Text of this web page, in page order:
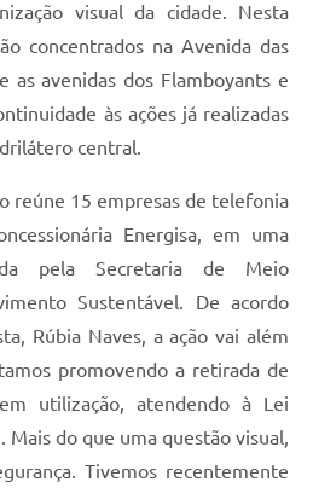
visual da cidade. Nesta
concentrados na Avenida das
as avenidas dos Flamboyants e
às ações já realizadas
central.
reúne 15 empresas de telefonia
Energisa, em uma
pela Secretaria de Meio
Sustentável. De acordo
Rúbia Naves, a ação vai além
promovendo a retirada de
utilização, atendendo à Lei
Mais do que uma questão visual,
Tivemos recentemente